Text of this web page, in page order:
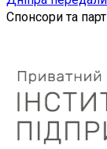
Спонсори та